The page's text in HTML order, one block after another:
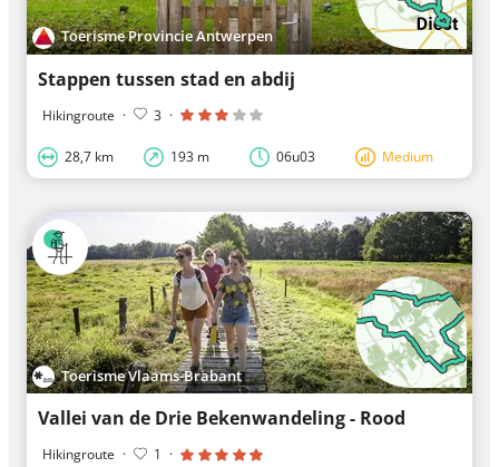
Toerisme Provincie Antwerpen
Stappen tussen stad en abdij
Hikingroute · 3 ·
28,7 km 193 m 06u03 Medium
Toerisme Vlaams-Brabant
Vallei van de Drie Bekenwandeling - Rood
Hikingroute · 1 ·